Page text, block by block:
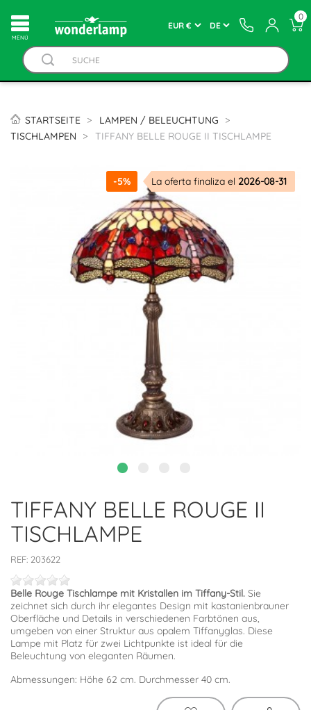
MENÚ
0
STARTSEITE
LAMPEN / BELEUCHTUNG
TISCHLAMPEN
TIFFANY BELLE ROUGE II TISCHLAMPE
-5% La oferta finaliza el 2026-08-31
TIFFANY BELLE ROUGE II
TISCHLAMPE
REF: 203622
Belle Rouge Tischlampe mit Kristallen im Tiffany-Stil. Sie
zeichnet sich durch ihr elegantes Design mit kastanienbrauner
Oberfläche und Details in verschiedenen Farbtönen aus,
umgeben von einer Struktur aus opalem Tiffanyglas. Diese
Lampe mit Platz für zwei Lichtpunkte ist ideal für die
Beleuchtung von eleganten Räumen.
Abmessungen: Höhe 62 cm. Durchmesser 40 cm.